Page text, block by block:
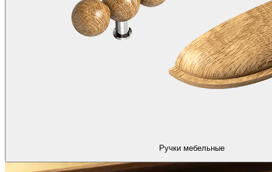
Ручки мебельные